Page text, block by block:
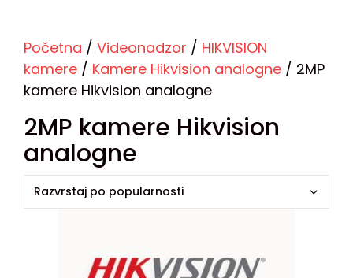
Početna / Videonadzor / HIKVISION
kamere / Kamere Hikvision analogne / 2MP
kamere Hikvision analogne
2MP kamere Hikvision
analogne